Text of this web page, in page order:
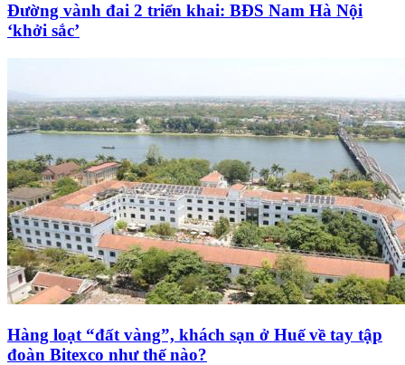
Đường vành đai 2 triển khai: BĐS Nam Hà Nội
‘khởi sắc’
Hàng loạt “đất vàng”, khách sạn ở Huế về tay tập
đoàn Bitexco như thế nào?